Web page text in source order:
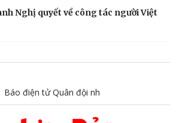
Nghị quyết về công tác người Việt
điện tử Quân đội nhân dân